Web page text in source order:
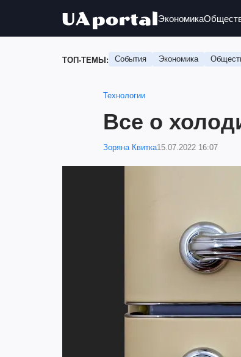
Экономика
ТОП-ТЕМЫ: События Экономика
Технологии
Все о
Зоряна Квитка15.07.2022 16:07